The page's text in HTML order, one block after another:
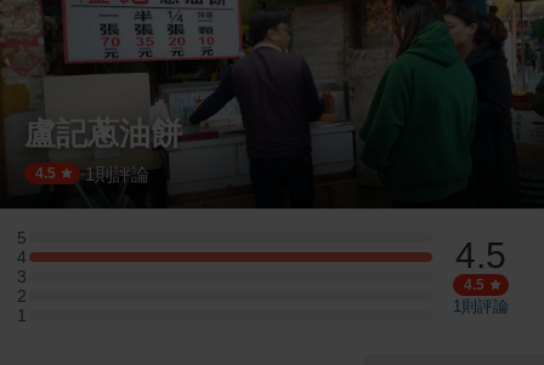
盧記蔥油餅
4.5 · 1則評論
5
5 星：0 則評論
4
4 星：1 則評論
3
3 星：0 則評論
2
2 星：0 則評論
1
1 星：0 則評論
4.5
4.5
1則評論